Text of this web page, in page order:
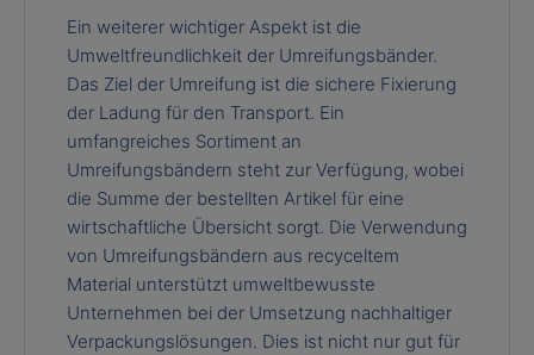
Ein weiterer wichtiger Aspekt ist die
Umweltfreundlichkeit der Umreifungsbänder.
Das Ziel der Umreifung ist die sichere Fixierung
der Ladung für den Transport. Ein
umfangreiches Sortiment an
Umreifungsbändern steht zur Verfügung, wobei
die Summe der bestellten Artikel für eine
wirtschaftliche Übersicht sorgt. Die Verwendung
von Umreifungsbändern aus recyceltem
Material unterstützt umweltbewusste
Unternehmen bei der Umsetzung nachhaltiger
Verpackungslösungen. Dies ist nicht nur gut für